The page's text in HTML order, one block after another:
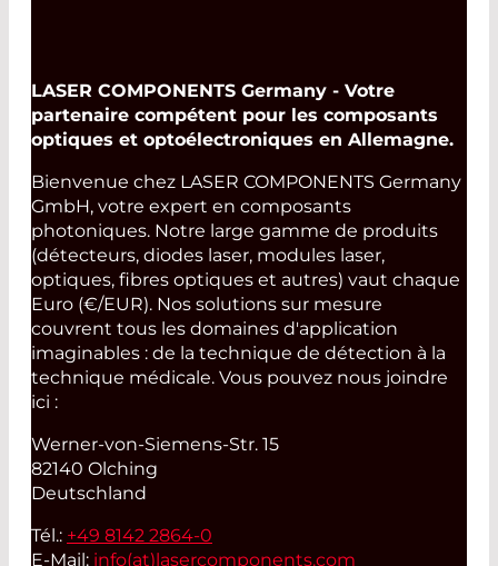
LASER COMPONENTS Germany - Votre
partenaire compétent pour les composants
optiques et optoélectroniques en Allemagne.
Bienvenue chez LASER COMPONENTS Germany
GmbH, votre expert en composants
photoniques. Notre large gamme de produits
(détecteurs, diodes laser, modules laser,
optiques, fibres optiques et autres) vaut chaque
Euro (€/EUR). Nos solutions sur mesure
couvrent tous les domaines d'application
imaginables : de la technique de détection à la
technique médicale. Vous pouvez nous joindre
ici :
Werner-von-Siemens-Str. 15
82140 Olching
Deutschland
Tél.: +49 8142 2864-0
E-Mail: info(at)lasercomponents.com